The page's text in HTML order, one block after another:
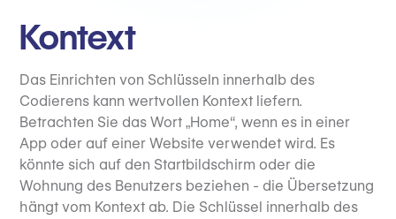
Kontext
Das Einrichten von Schlüsseln innerhalb des
Codierens kann wertvollen Kontext liefern.
Betrachten Sie das Wort „Home“, wenn es in einer
App oder auf einer Website verwendet wird. Es
könnte sich auf den Startbildschirm oder die
Wohnung des Benutzers beziehen - die Übersetzung
hängt vom Kontext ab. Die Schlüssel innerhalb des